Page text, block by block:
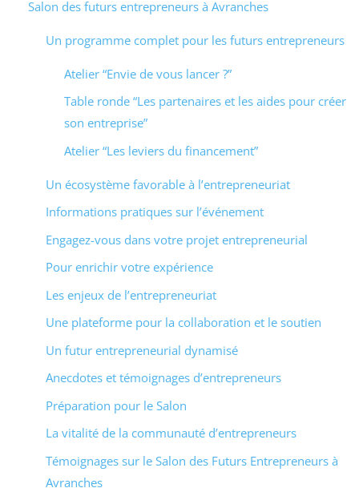
Salon des futurs entrepreneurs à Avranches
Un programme complet pour les futurs entrepreneurs
Atelier “Envie de vous lancer ?”
Table ronde “Les partenaires et les aides pour créer
son entreprise”
Atelier “Les leviers du financement”
Un écosystème favorable à l’entrepreneuriat
Informations pratiques sur l’événement
Engagez-vous dans votre projet entrepreneurial
Pour enrichir votre expérience
Les enjeux de l’entrepreneuriat
Une plateforme pour la collaboration et le soutien
Un futur entrepreneurial dynamisé
Anecdotes et témoignages d’entrepreneurs
Préparation pour le Salon
La vitalité de la communauté d’entrepreneurs
Témoignages sur le Salon des Futurs Entrepreneurs à
Avranches